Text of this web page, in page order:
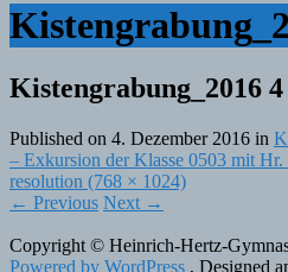
Kistengrabung_2016 4
Published on 4. Dezember 2016 in
– Exkursion der Klasse 0503 mit
resolution (768 × 1024)
← Previous Next →
Copyright © Heinrich-Hertz-
Powered by WordPress , Designed